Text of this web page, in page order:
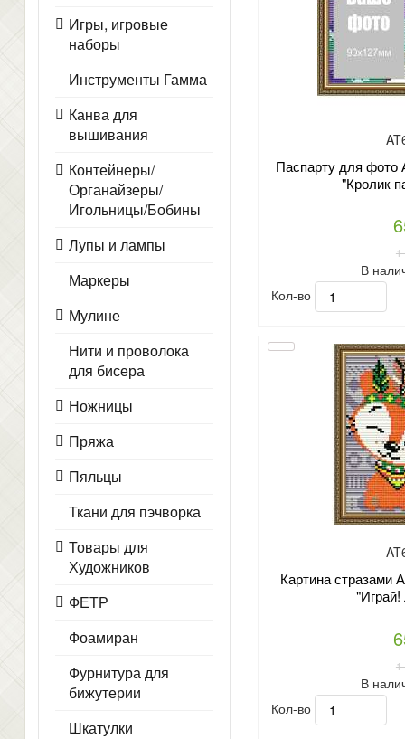
Игры, игровые
наборы
Инструменты Гамма
Канва для
вышивания
Контейнеры/
Органайзеры/
Игольницы/Бобины
Лупы и лампы
Маркеры
Мулине
Нити и проволока
для бисера
Ножницы
Пряжа
Пяльцы
Ткани для пэчворка
Товары для
Художников
ФЕТР
Фоамиран
Фурнитура для
бижутерии
Шкатулки
Паспарту для фото
"Кролик
1
В
Кол-во
Картина стразами
1
В
Кол-во